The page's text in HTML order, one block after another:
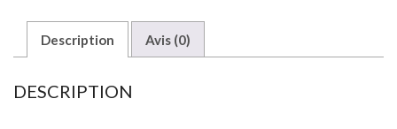
Description Avis (0)
DESCRIPTION